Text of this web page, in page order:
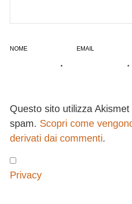
NOME
*
EMAIL
*
Questo sito utilizza
spam. Scopri come
derivati dai commenti.
Privacy